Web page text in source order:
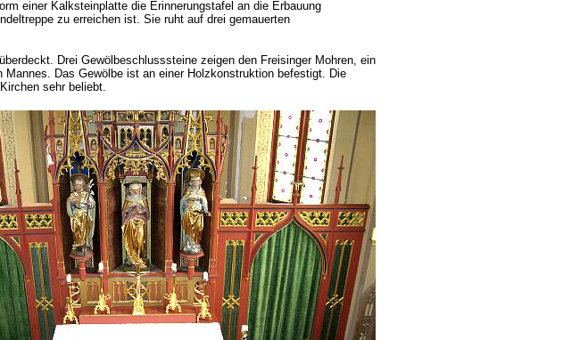
einer Kalksteinplatte die Erinnerungstafel an die Erbauung
zu erreichen ist. Sie ruht auf drei gemauerten
Drei Gewölbeschlusssteine zeigen den Freisinger Mohren, ein
Das Gewölbe ist an einer Holzkonstruktion befestigt. Die
sehr beliebt.